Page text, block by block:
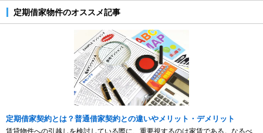
定期借家物件のオススメ記事
定期借家契約とは？普通借家契約との違いやメリット・デメリット
賃貸物件への引越しを検討している際に、重要視するのは家賃である。なるべ